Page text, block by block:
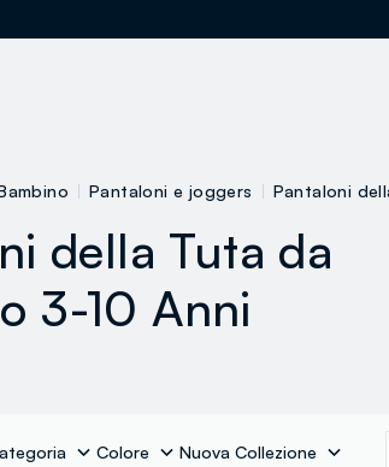
Pantaloni e joggers Pantaloni
della Tuta da
3-10 Anni
Colore Nuova Collezione